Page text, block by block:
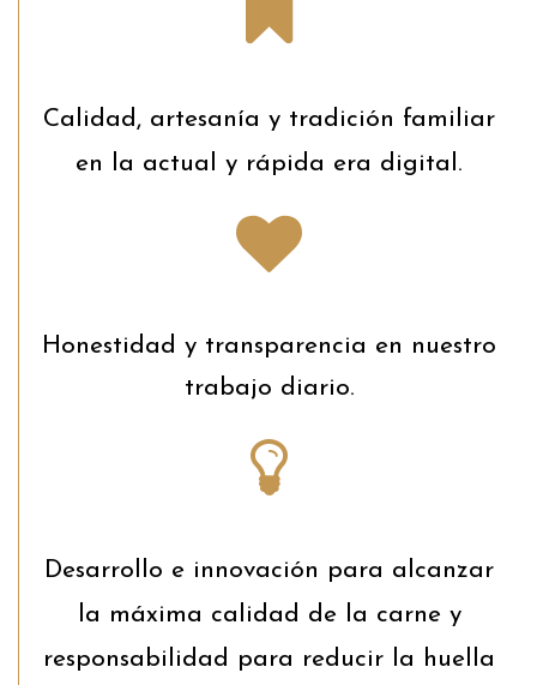
Calidad, artesanía y tradición familiar
en la actual y rápida era digital.
Honestidad y transparencia en nuestro
trabajo diario.
Desarrollo e innovación para alcanzar
la máxima calidad de la carne y
responsabilidad para reducir la huella